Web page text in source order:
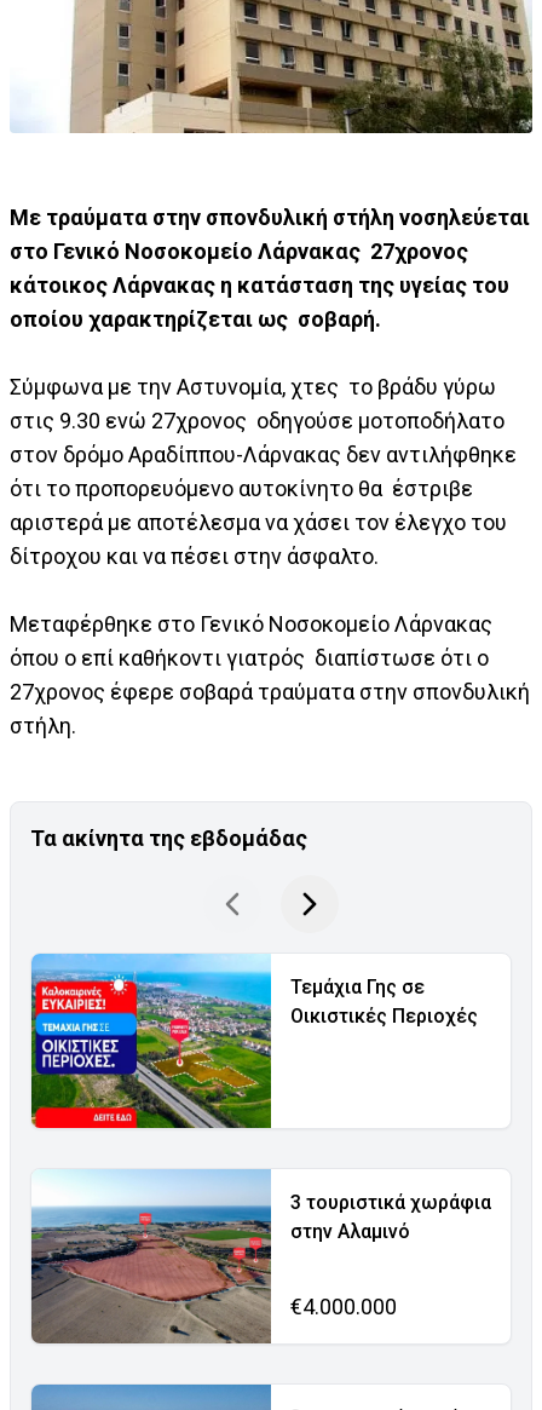
Με τραύματα στην σπονδυλική στήλη νοσηλεύεται
στο Γενικό Νοσοκομείο Λάρνακας 27χρονος
κάτοικος Λάρνακας η κατάσταση της υγείας του
οποίου χαρακτηρίζεται ως σοβαρή.
Σύμφωνα με την Αστυνομία, χτες το βράδυ γύρω
στις 9.30 ενώ 27χρονος οδηγούσε μοτοποδήλατο
στον δρόμο Αραδίππου-Λάρνακας δεν αντιλήφθηκε
ότι το προπορευόμενο αυτοκίνητο θα έστριβε
αριστερά με αποτέλεσμα να χάσει τον έλεγχο του
δίτροχου και να πέσει στην άσφαλτο.
Μεταφέρθηκε στο Γενικό Νοσοκομείο Λάρνακας
όπου ο επί καθήκοντι γιατρός διαπίστωσε ότι ο
27χρονος έφερε σοβαρά τραύματα στην σπονδυλική
στήλη.
Τα ακίνητα της εβδομάδας
Τεμάχια Γης σε
Οικιστικές Περιοχές
3 τουριστικά χωράφια
στην Αλαμινό
€4.000.000